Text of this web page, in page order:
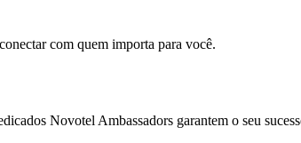
com quem importa para você.
Novotel Ambassadors garantem o seu